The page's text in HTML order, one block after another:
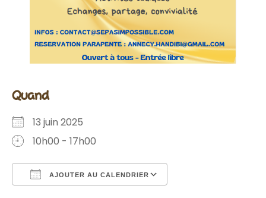
quand
13 juin 2025
10h00 - 17h00
AJOUTER AU CALENDRIER